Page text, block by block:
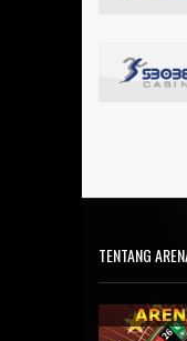
TENTANG